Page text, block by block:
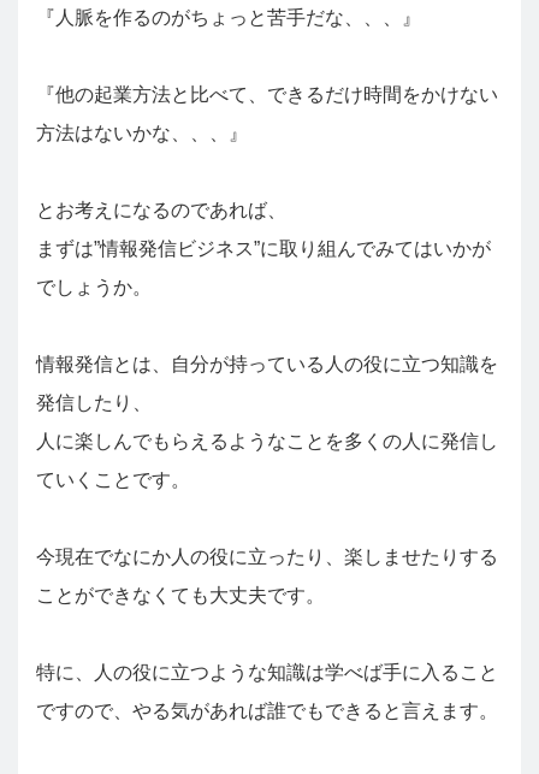
『人脈を作るのがちょっと苦手だな、、、』
『他の起業方法と比べて、できるだけ時間をかけない
方法はないかな、、、』
とお考えになるのであれば、
まずは”情報発信ビジネス”に取り組んでみてはいかが
でしょうか。
情報発信とは、自分が持っている人の役に立つ知識を
発信したり、
人に楽しんでもらえるようなことを多くの人に発信し
ていくことです。
今現在でなにか人の役に立ったり、楽しませたりする
ことができなくても大丈夫です。
特に、人の役に立つような知識は学べば手に入ること
ですので、やる気があれば誰でもできると言えます。